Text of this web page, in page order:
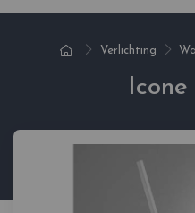
Verlichting
Icone